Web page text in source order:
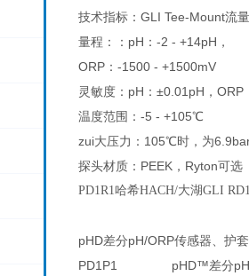
技术指标：GLI Tee-Mount流
量程：：pH：-2 - +14pH，
ORP：-1500 - +1500mV
灵敏度：pH：±0.01pH，ORP
温度范围：-5 - +105℃
zui大压力：105℃时，为
探头材质：PEEK，Ryton可选
PD1R1哈希HACH/大湖GLI
pHD差分pH/ORP传感器、护
PD1P1
pHD™差分